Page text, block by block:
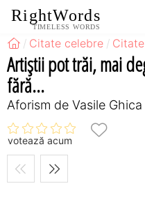
RightWords
TIMELESS WORDS
Citate celebre
Artiştii pot trăi, mai
fără...
Aforism de Vasile
votează acum